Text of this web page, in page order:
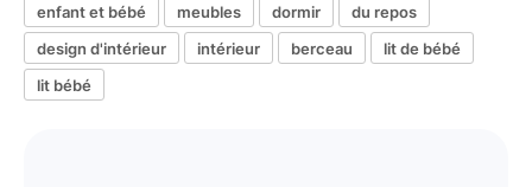
enfant et bébé meubles dormir
du repos
design d'intérieur
intérieur berceau
lit de bébé
lit bébé